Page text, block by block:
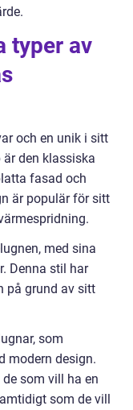
typer av
och en unik i sitt
den klassiska
fasad och
är populär för sitt
med sina
Denna stil har
på grund av sitt
som
modern design.
som vill ha en
som de vill